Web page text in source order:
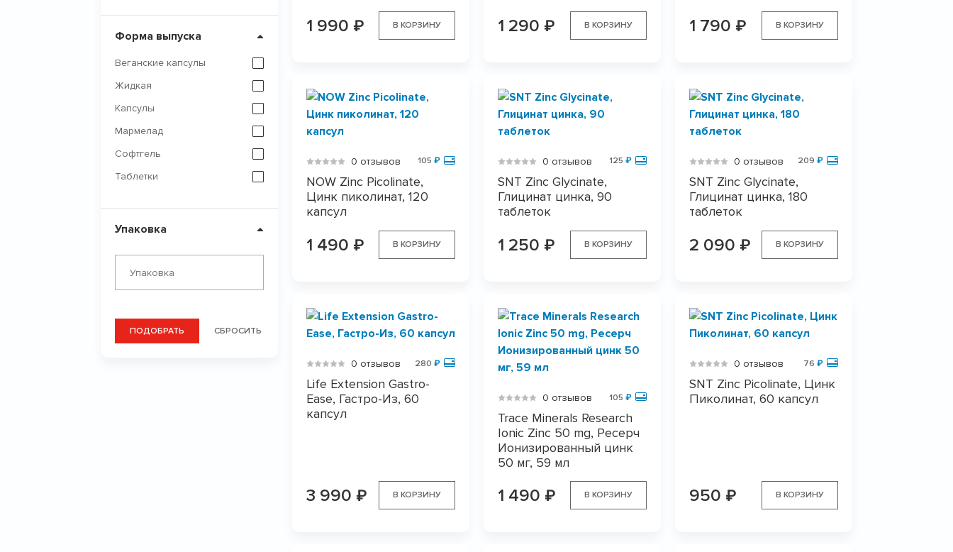
Форма выпуска
Веганские капсулы
Жидкая
Капсулы
Мармелад
Софтгель
Таблетки
Упаковка
ПОДОБРАТЬ СБРОСИТЬ
1 990 ₽ В КОРЗИНУ 1 290 ₽ В КОРЗИНУ 1 790 ₽ В КОРЗИНУ
0 отзывов 105 ₽
NOW Zinc Picolinate,
Цинк пиколинат, 120
капсул
1 490 ₽ В КОРЗИНУ
0 отзывов 125 ₽
SNT Zinc Glycinate,
Глицинат цинка, 90
таблеток
1 250 ₽ В КОРЗИНУ
0 отзывов 209 ₽
SNT Zinc Glycinate,
Глицинат цинка, 180
таблеток
2 090 ₽ В КОРЗИНУ
0 отзывов 280 ₽
Life Extension Gastro-
Ease, Гастро-Из, 60
капсул
3 990 ₽ В КОРЗИНУ
0 отзывов 105 ₽
Trace Minerals Research
Ionic Zinc 50 mg, Ресерч
Ионизированный цинк
50 мг, 59 мл
1 490 ₽ В КОРЗИНУ
0 отзывов 76 ₽
SNT Zinc Picolinate, Цинк
Пиколинат, 60 капсул
950 ₽ В КОРЗИНУ